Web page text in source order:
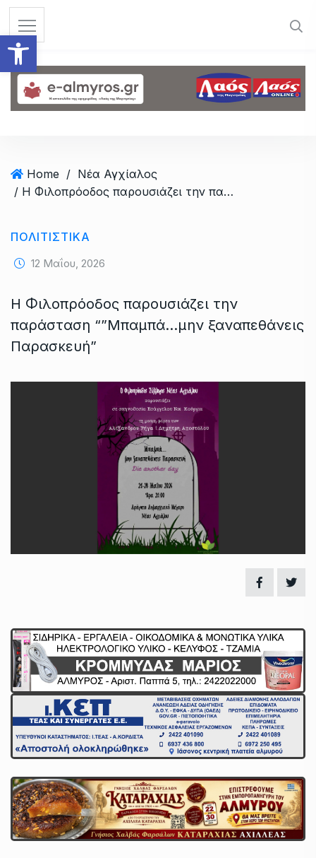
Ανοίξτε τη γραμμή
Home / Νέα Αγχίαλος
/ Η Φιλοπρόοδος παρουσιάζει την παράσταση “”Μπαμπά…μην ξαναπεθάνεις Παρασκευή”
ΠΟΛΙΤΙΣΤΙΚΑ
12 Μαΐου, 2026
Η Φιλοπρόοδος παρουσιάζει την
παράσταση “”Μπαμπά…μην ξαναπεθάνεις
Παρασκευή”